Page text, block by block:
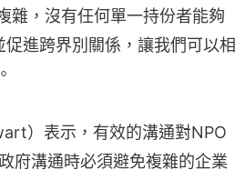
雜，沒有任何單一持份者能夠
進跨界別關係，讓我們可以相
）表示，有效的溝通對NPO
府溝通時必須避免複雜的企業